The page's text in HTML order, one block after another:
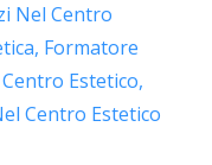
Nel Centro
Formatore
Estetico
Centro Estetico